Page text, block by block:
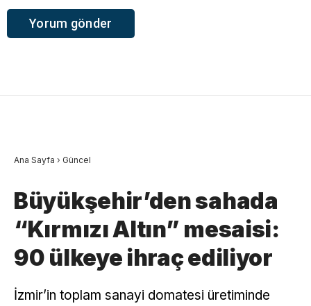
Ana Sayfa › Güncel
Büyükşehir’den sahada
“Kırmızı Altın” mesaisi:
90 ülkeye ihraç ediliyor
İzmir’in toplam sanayi domatesi üretiminde